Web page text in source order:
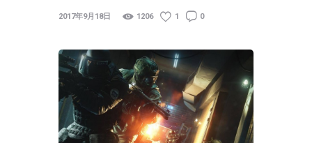
2017年9月18日 1206 1 0